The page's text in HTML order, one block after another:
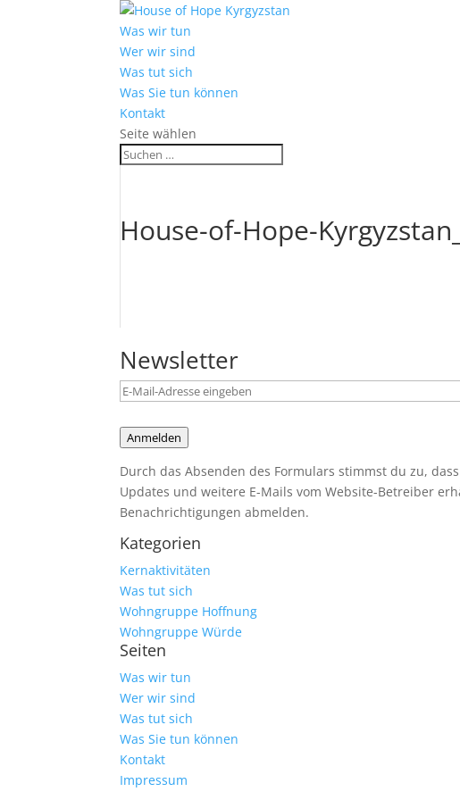
Was wir tun
Wer wir sind
Was tut sich
Was Sie tun können
Kontakt
Seite wählen
House-of-Hope-
Newsletter
Anmelden
Durch das Absenden des Formulars stimmst du zu,
Updates und weitere E-Mails vom Website-Betreiber
Benachrichtigungen abmelden.
Kategorien
Kernaktivitäten
Was tut sich
Wohngruppe Hoffnung
Wohngruppe Würde
Seiten
Was wir tun
Wer wir sind
Was tut sich
Was Sie tun können
Kontakt
Impressum